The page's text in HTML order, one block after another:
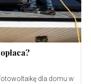
dla domu w